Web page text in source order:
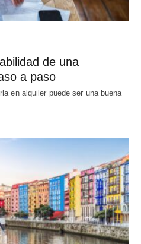
de una
a paso
en alquiler puede ser una buena